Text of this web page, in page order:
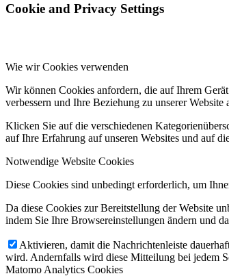
Cookie and Privacy Settings
Wie wir Cookies verwenden
Wir können Cookies anfordern, die auf Ihrem
verbessern und Ihre Beziehung zu unserer Website
Klicken Sie auf die verschiedenen
auf Ihre Erfahrung auf unseren Websites und auf
Notwendige Website Cookies
Diese Cookies sind unbedingt erforderlich, um
Da diese Cookies zur Bereitstellung der Website
indem Sie Ihre Browsereinstellungen ändern und
Aktivieren, damit die Nachrichtenleiste
wird. Andernfalls wird diese Mitteilung bei jedem
Matomo Analytics Cookies